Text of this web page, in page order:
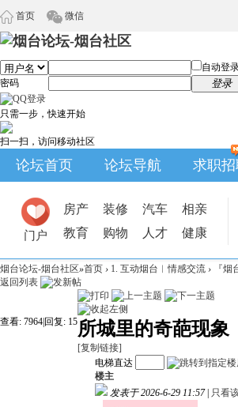
首页 微信
自动登
密码
登录
只需一步，快速开始
扫一扫，访问移动社区
论坛首页 论坛导航 求职
门户
房产 装修 汽车
相亲
教育
购物 人才 健康
烟台论坛-烟台社区»首页 › 1. 互动烟台︱情感交流 › 『烟
返回列表
查看: 7964 回复: 15所城里的奇葩现象
[复制链接]
电梯直达
楼主
发表于 2026-6-29 11:57
只看